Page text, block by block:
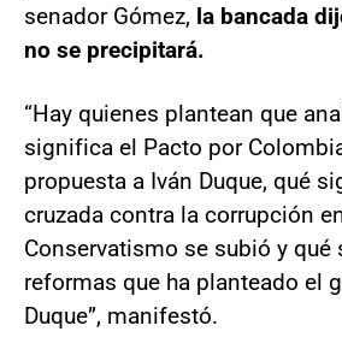
senador Gómez, la bancada
no se precipitará.
“Hay quienes plantean que
significa el Pacto por
propuesta a Iván Duque, qué
cruzada contra la corrupción
Conservatismo se subió y
reformas que ha planteado el
Duque”, manifestó.